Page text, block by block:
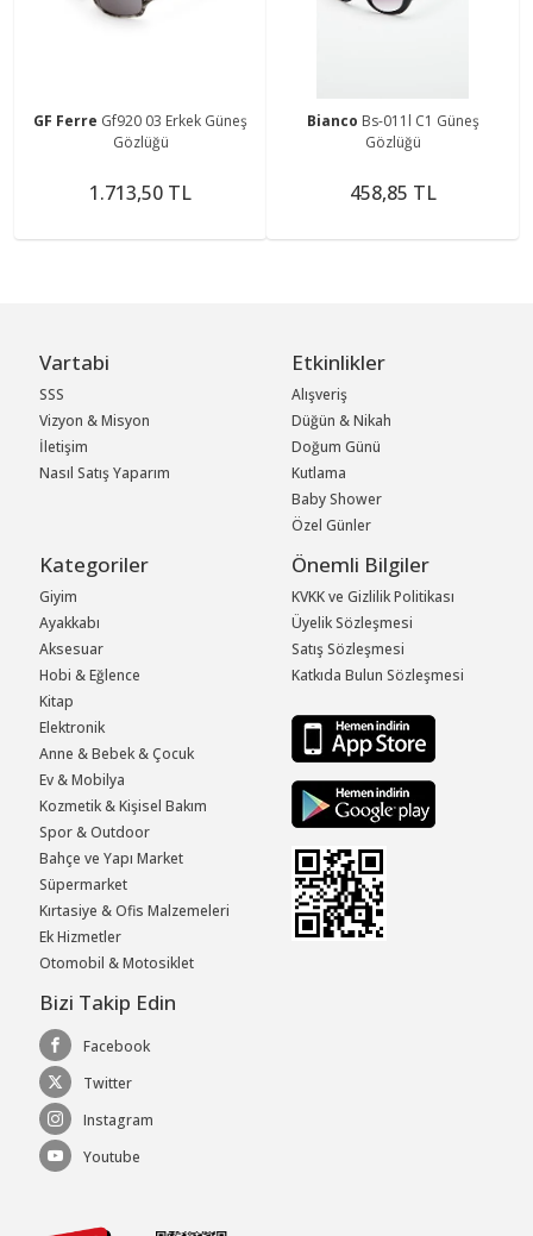
GF Ferre Gf920 03 Erkek Güneş
Gözlüğü
1.713,50 TL
Bianco Bs-011l C1 Güneş
Gözlüğü
458,85 TL
Vartabi
SSS
Vizyon & Misyon
İletişim
Nasıl Satış Yaparım
Etkinlikler
Alışveriş
Düğün & Nikah
Doğum Günü
Kutlama
Baby Shower
Özel Günler
Kategoriler
Giyim
Ayakkabı
Aksesuar
Hobi & Eğlence
Kitap
Elektronik
Anne & Bebek & Çocuk
Ev & Mobilya
Kozmetik & Kişisel Bakım
Spor & Outdoor
Bahçe ve Yapı Market
Süpermarket
Kırtasiye & Ofis Malzemeleri
Ek Hizmetler
Otomobil & Motosiklet
Önemli Bilgiler
KVKK ve Gizlilik Politikası
Üyelik Sözleşmesi
Satış Sözleşmesi
Katkıda Bulun Sözleşmesi
Bizi Takip Edin
Facebook
Twitter
Instagram
Youtube